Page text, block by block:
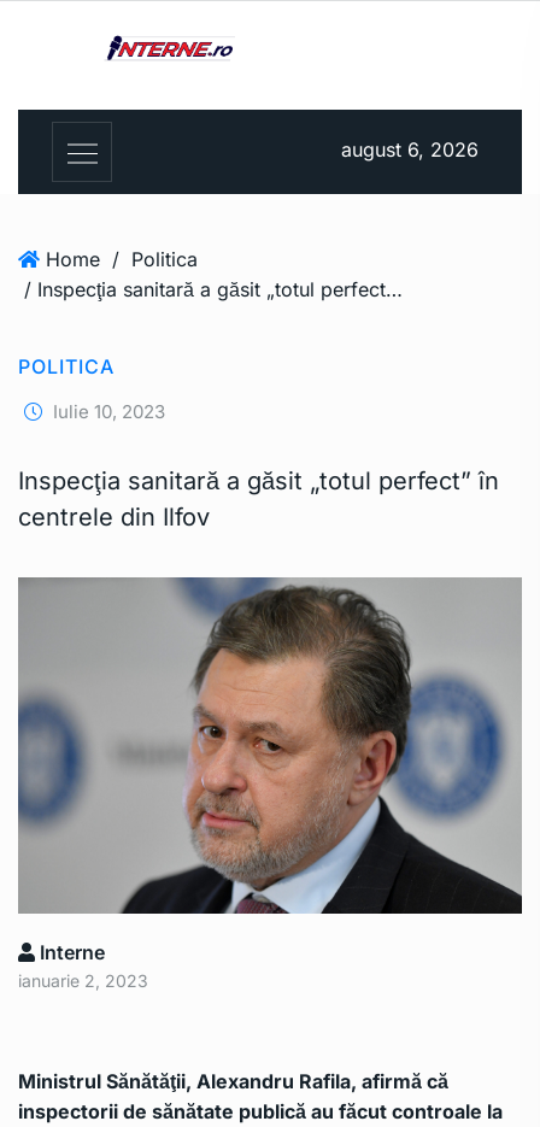
august 6, 2026
Home / Politica
/ Inspecţia sanitară a găsit „totul perfect” în centrele din Ilfov
POLITICA
Iulie 10, 2023
Inspecţia sanitară a găsit „totul perfect” în
centrele din Ilfov
Interne
ianuarie 2, 2023
Ministrul Sănătăţii, Alexandru Rafila, afirmă că
inspectorii de sănătate publică au făcut controale la